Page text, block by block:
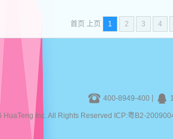
首页 上页 1 2 3 4
400-8949-400
HuaTeng Inc. All Rights Reserved ICP:粤B2-